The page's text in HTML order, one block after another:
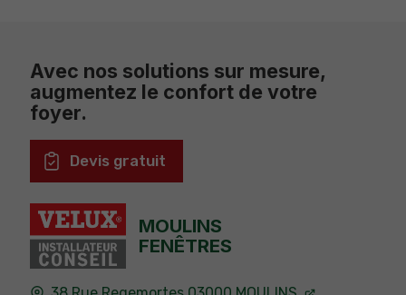
MOULINS
FENÊTRES
Avec nos solutions sur mesure,
augmentez le confort de votre
foyer.
Devis gratuit